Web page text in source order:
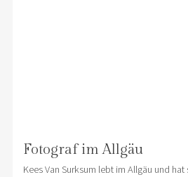
Fotograf im Allgäu
Kees Van Surksum lebt im Allgäu und